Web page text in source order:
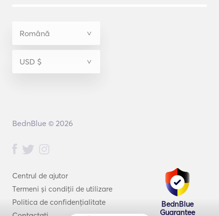
Centrul de ajutor
Termeni și condiții de utilizare
Politica de confidențialitate
BednBlue
Guarantee
BednBlue © 2026